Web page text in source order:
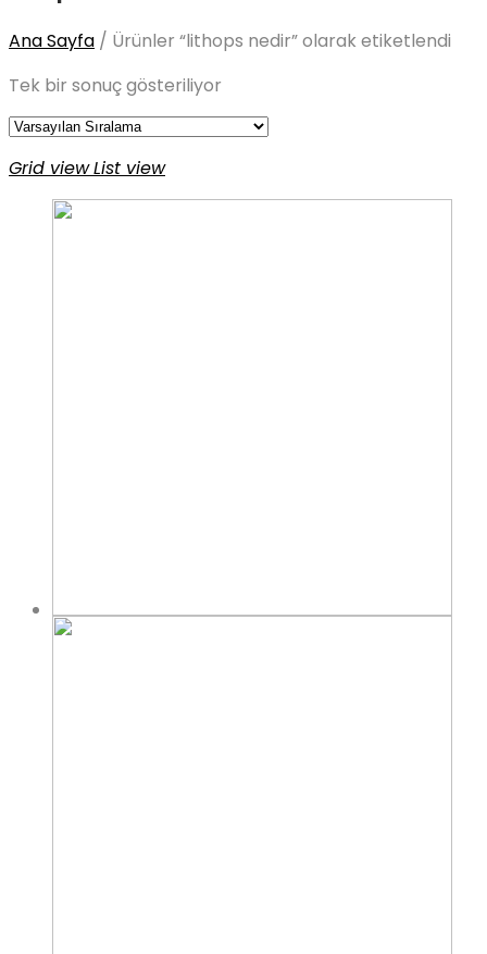
Ana Sayfa / Ürünler “lithops nedir” olarak etiketlendi
Tek bir sonuç gösteriliyor
Grid viewList view